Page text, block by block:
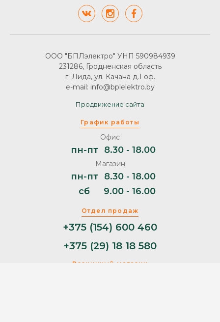
Отдел продаж
+375 (154) 600 460
+375 (29) 18 18 580
Розничный магазин
График работы
Офис
пн-пт 8.30 - 18.00
Магазин
пн-пт
8.30 - 18.00
сб
9.00 - 16.00
ООО "БПЛэлектро" УНП 590984939
231286, Гродненская область
г. Лида, ул. Качана д.1 оф.
e-mail: info@bplelektro.by
Продвижение сайта